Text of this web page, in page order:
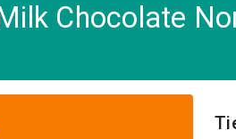
Chocolate